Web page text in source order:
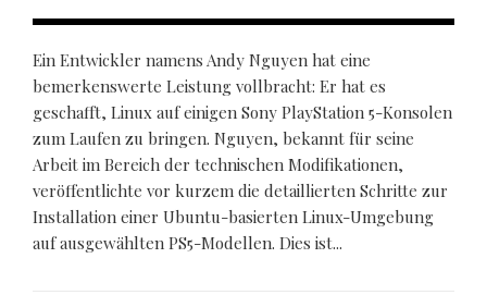
Ein Entwickler namens Andy Nguyen hat eine
bemerkenswerte Leistung vollbracht: Er hat es
geschafft, Linux auf einigen Sony PlayStation 5-Konsolen
zum Laufen zu bringen. Nguyen, bekannt für seine
Arbeit im Bereich der technischen Modifikationen,
veröffentlichte vor kurzem die detaillierten Schritte zur
Installation einer Ubuntu-basierten Linux-Umgebung
auf ausgewählten PS5-Modellen. Dies ist...